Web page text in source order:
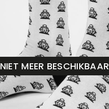
NIET MEER BESCHIKBAAR